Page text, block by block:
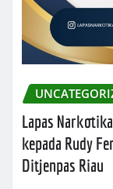
Lapas
kepada Rudy
Ditjenpas Riau